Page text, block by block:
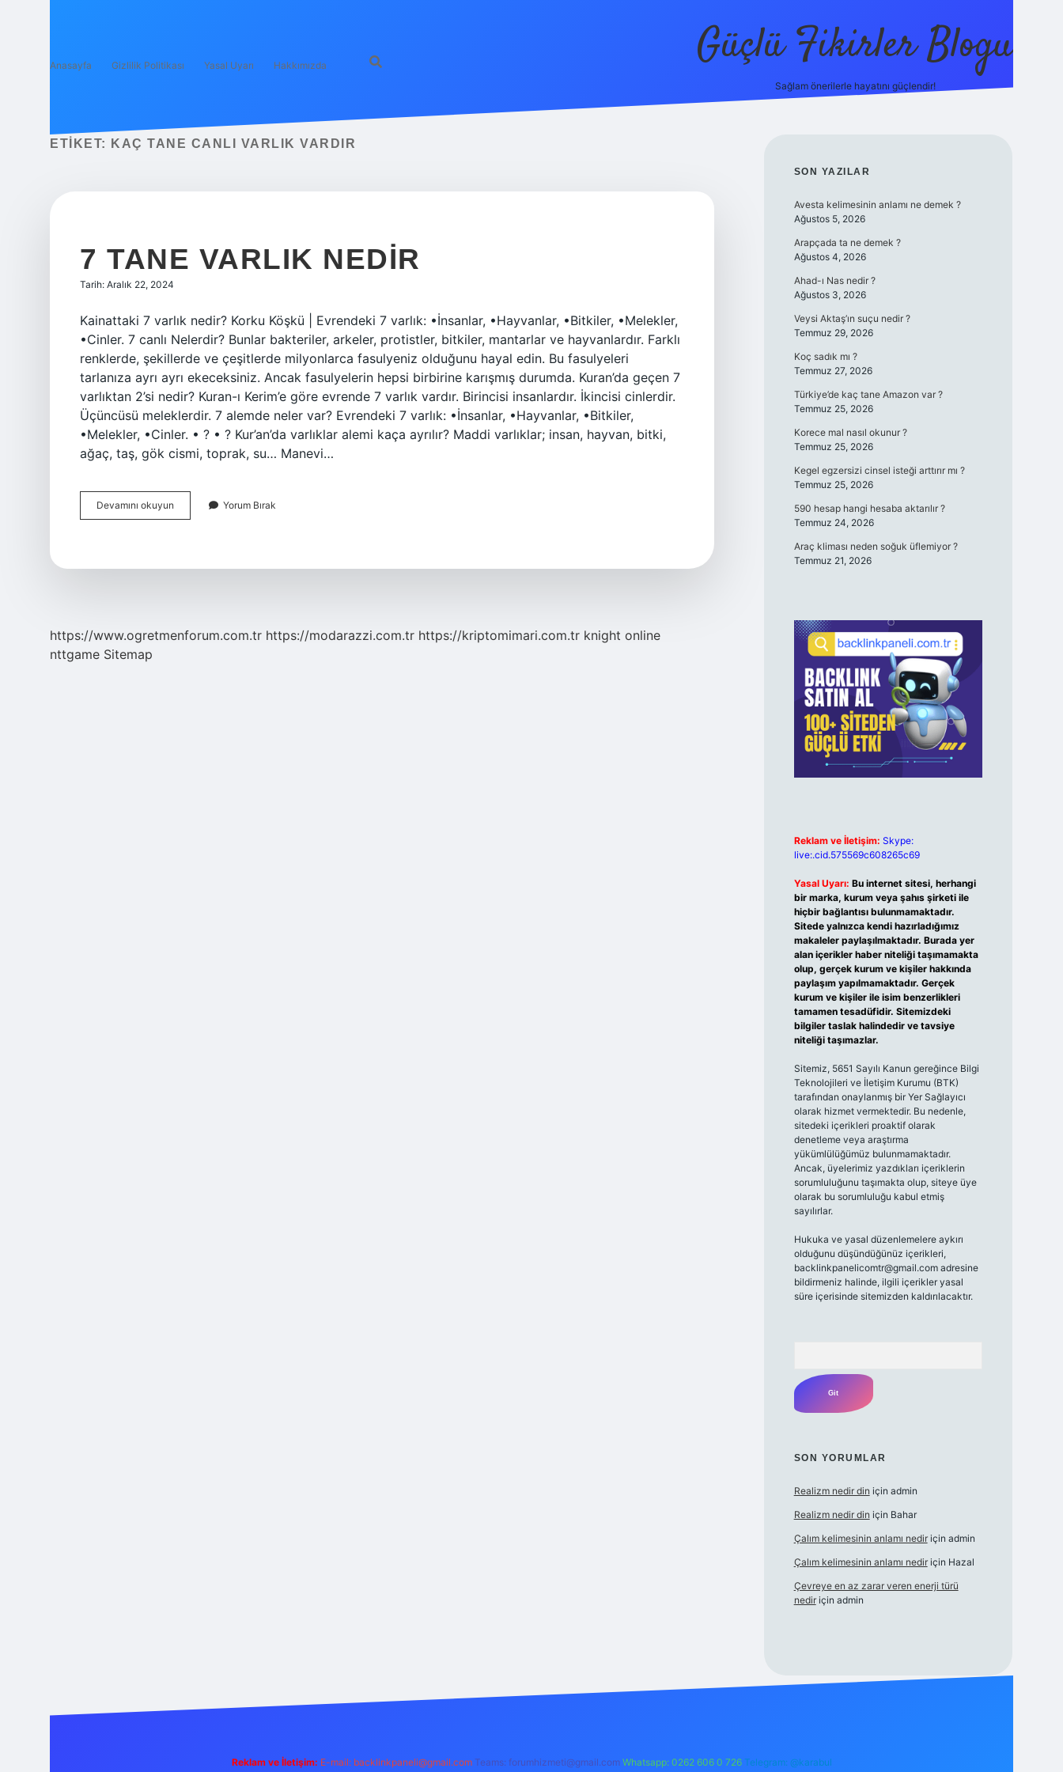
Anasayfa Gizlilik Politikası Yasal Uyarı Hakkımızda Güçlü Fikirler Blogu
Sağlam önerilerle hayatını güçlendir!
ETIKET: KAÇ TANE CANLI VARLIK VARDIR
7 TANE VARLIK NEDIR
Tarih: Aralık 22, 2024
Kainattaki 7 varlık nedir? Korku Köşkü | Evrendeki 7 varlık: •İnsanlar, •Hayvanlar, •Bitkiler, •Melekler,
•Cinler. 7 canlı Nelerdir? Bunlar bakteriler, arkeler, protistler, bitkiler, mantarlar ve hayvanlardır. Farklı
renklerde, şekillerde ve çeşitlerde milyonlarca fasulyeniz olduğunu hayal edin. Bu fasulyeleri
tarlanıza ayrı ayrı ekeceksiniz. Ancak fasulyelerin hepsi birbirine karışmış durumda. Kuran’da geçen 7
varlıktan 2’si nedir? Kuran-ı Kerim’e göre evrende 7 varlık vardır. Birincisi insanlardır. İkincisi cinlerdir.
Üçüncüsü meleklerdir. 7 alemde neler var? Evrendeki 7 varlık: •İnsanlar, •Hayvanlar, •Bitkiler,
•Melekler, •Cinler. • ? • ? Kur’an’da varlıklar alemi kaça ayrılır? Maddi varlıklar; insan, hayvan, bitki,
ağaç, taş, gök cismi, toprak, su… Manevi…
Devamını okuyun
Tane
Yorum Bırak
https://www.ogretmenforum.com.tr https://modarazzi.com.tr https://kriptomimari.com.tr knight online
nttgame Sitemap
SIDEBAR
SON YAZILAR
Avesta kelimesinin anlamı ne demek ?
Ağustos 5, 2026
Arapçada ta ne demek ?
Ağustos 4, 2026
Ahad-ı Nas nedir ?
Ağustos 3, 2026
Veysi Aktaş’ın suçu nedir ?
Temmuz 29, 2026
Koç sadık mı ?
Temmuz 27, 2026
Türkiye’de kaç tane Amazon var ?
Temmuz 25, 2026
Korece mal nasıl okunur ?
Temmuz 25, 2026
Kegel egzersizi cinsel isteği arttırır mı ?
Temmuz 25, 2026
590 hesap hangi hesaba aktarılır ?
Temmuz 24, 2026
Araç kliması neden soğuk üflemiyor ?
Temmuz 21, 2026
Reklam ve İletişim: Skype:
live:.cid.575569c608265c69
Yasal Uyarı: Bu internet sitesi, herhangi
bir marka, kurum veya şahıs şirketi ile
hiçbir bağlantısı bulunmamaktadır.
Sitede yalnızca kendi hazırladığımız
makaleler paylaşılmaktadır. Burada yer
alan içerikler haber niteliği taşımamakta
olup, gerçek kurum ve kişiler hakkında
paylaşım yapılmamaktadır. Gerçek
kurum ve kişiler ile isim benzerlikleri
tamamen tesadüfidir. Sitemizdeki
bilgiler taslak halindedir ve tavsiye
niteliği taşımazlar.
Sitemiz, 5651 Sayılı Kanun gereğince Bilgi
Teknolojileri ve İletişim Kurumu (BTK)
tarafından onaylanmış bir Yer Sağlayıcı
olarak hizmet vermektedir. Bu nedenle,
sitedeki içerikleri proaktif olarak
denetleme veya araştırma
yükümlülüğümüz bulunmamaktadır.
Ancak, üyelerimiz yazdıkları içeriklerin
sorumluluğunu taşımakta olup, siteye üye
olarak bu sorumluluğu kabul etmiş
sayılırlar.
Hukuka ve yasal düzenlemelere aykırı
olduğunu düşündüğünüz içerikleri,
backlinkpanelicomtr@gmail.comadresine
bildirmeniz halinde, ilgili içerikler yasal
süre içerisinde sitemizden kaldırılacaktır.
SON YORUMLAR
Realizm nedir din için admin
Realizm nedir din için Bahar
Çalım kelimesinin anlamı nediriçin admin
Çalım kelimesinin anlamı nediriçin Hazal
Çevreye en az zarar veren enerji türü
nediriçin admin
Reklam ve İletişim: E-mail: backlinkpaneli@gmail.com Teams: forumhizmeti@gmail.com Whatsapp: 0262 606 0 726 Telegram: @karabul